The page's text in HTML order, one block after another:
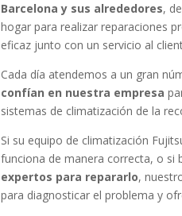
Barcelona y sus alrededores,
hogar para realizar reparaciones
eficaz junto con un servicio al
Cada día atendemos a un gran
confían en nuestra empresa
sistemas de climatización de la
Si su equipo de climatización
funciona de manera correcta, o si
expertos para repararlo,
para diagnosticar el problema y